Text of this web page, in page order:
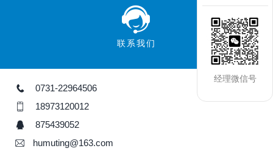
联系我们
0731-22964506
18973120012
875439052
humuting@163.com
经理微信号